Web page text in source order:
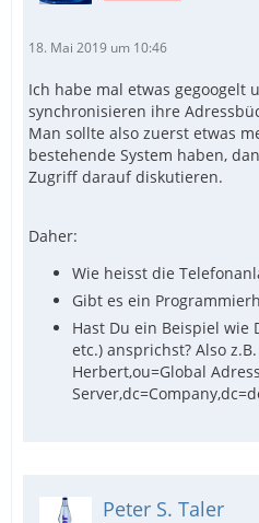
18. Mai 2019 um 10:46
Ich habe mal etwas gegoogelt
synchronisieren ihre
Man sollte also zuerst etwas
bestehende System haben,
Zugriff darauf diskutieren.
Daher:
Wie heisst die
Gibt es ein
Hast Du ein Beispiel wie
etc.) ansprichst? Also
Herbert,ou=Global
Peter S. Taler